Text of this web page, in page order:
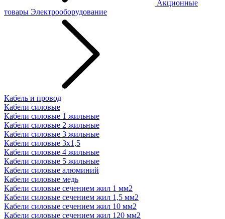
Акционные
товары Электрооборудование
Кабель и провод
Кабели силовые
Кабели силовые 1 жильные
Кабели силовые 2 жильные
Кабели силовые 3 жильные
Кабели силовые 3х1,5
Кабели силовые 4 жильные
Кабели силовые 5 жильные
Кабели силовые алюминий
Кабели силовые медь
Кабели силовые сечением жил 1 мм2
Кабели силовые сечением жил 1,5 мм2
Кабели силовые сечением жил 10 мм2
Кабели силовые сечением жил 120 мм2